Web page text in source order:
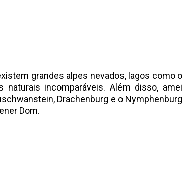
grandes alpes nevados, lagos como o
naturais incomparáveis. Além disso, amei
Drachenburg e o Nymphenburg
Dom.